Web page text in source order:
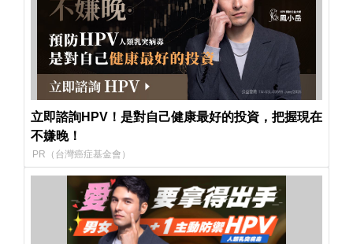
立即諮詢HPV！是對自己健康最好的投資，把握現在
不嫌晚！
PR（台灣癌症基金會）